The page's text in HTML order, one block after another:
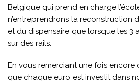
Belgique qui prend en charge
n’entreprendrons la reconstruction
et du dispensaire que lorsque les 3
sur des rails.
En vous remerciant une fois encore
que chaque euro est investit dans